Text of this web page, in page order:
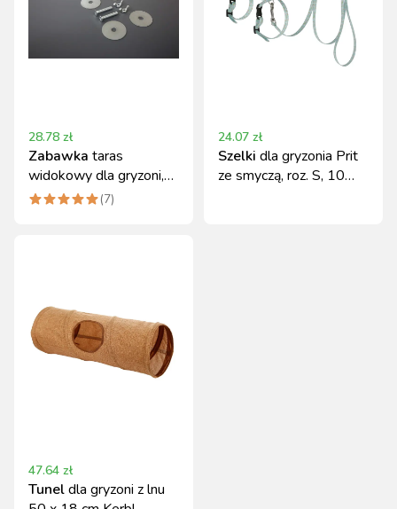
28.78 zł
Zabawka taras
widokowy dla gryzoni,
30 x 20 cm, Kerbl
(7)
24.07 zł
Szelki dla gryzonia Prit
ze smyczą, roz. S, 10
47.64 zł
Tuneldla gryzoni z lnu